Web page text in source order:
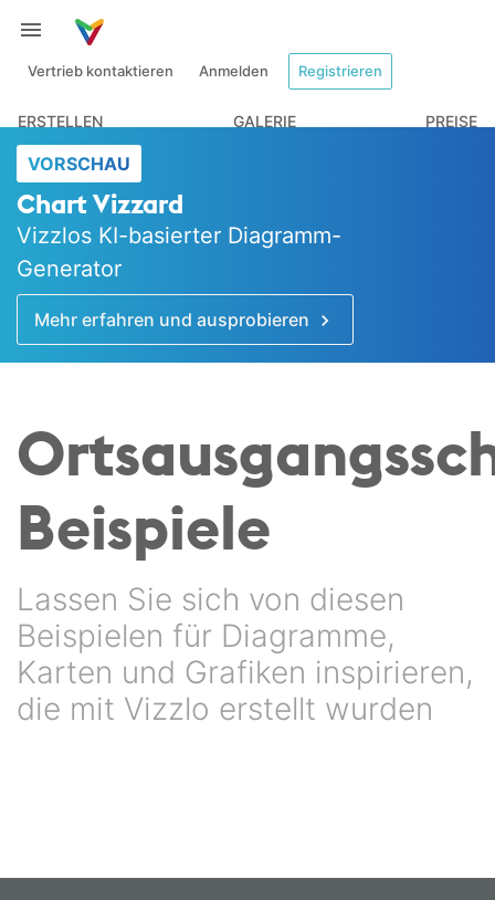
Vertrieb kontaktieren Anmelden Registrieren
ERSTELLEN GALERIE PREISE
VORSCHAU
Chart Vizzard
Vizzlos KI-basierter Diagramm-
Generator
Mehr erfahren und ausprobieren
Beispiele
Lassen Sie sich von diesen
Beispielen für Diagramme,
Karten und Grafiken inspirieren,
die mit Vizzlo erstellt wurden